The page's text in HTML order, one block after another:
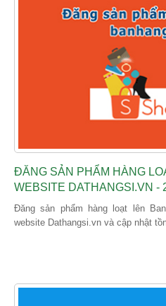
ĐĂNG SẢN PHẨM HÀNG
WEBSITE DATHANGSI.VN -
Đăng sản phẩm hàng loạt lên
website Dathangsi.vn và cập nhật